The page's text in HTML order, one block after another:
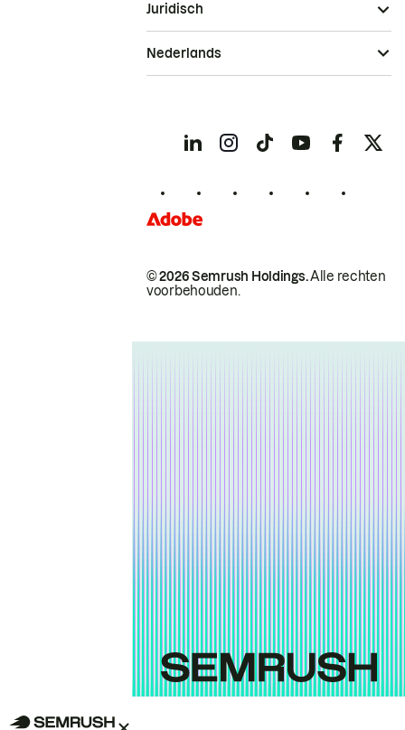
© 2026 Semrush Holdings.Alle rechten
voorbehouden.
Juridisch
Nederlands